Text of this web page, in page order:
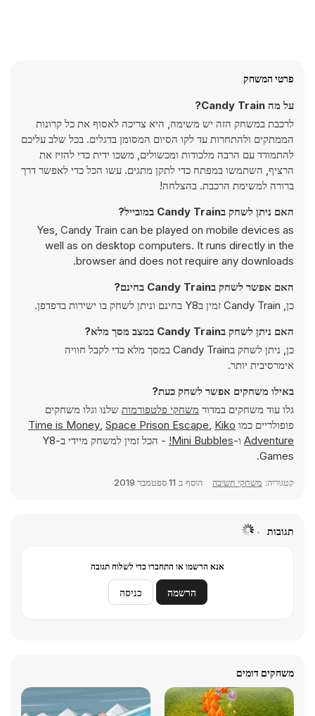
פרטי המשחק
על מה Candy Train?
לרכבת במשחק הזה יש משימה, היא צריכה לאסוף את כל קרונות
הממתקים ולהתחרות עד לקו הסיום המסומן בדגלים. בכל שלב עליכם
להתמודד עם הרבה מלכודות ומכשולים, משכו ידית כדי להזיז את
הרציף, השתמשו במפתח כדי לתקן מתגים. עשו הכל כדי לאפשר דרך
ברורה למשימת הרכבת. בהצלחה!
האם ניתן לשחק בCandy Train במובייל?
Yes, Candy Train can be played on mobile devices as
well as on desktop computers. It runs directly in the
browser and does not require any downloads.
האם אפשר לשחק בCandy Train בחינם?
כן, Candy Train זמין בY8 בחינם וניתן לשחק בו ישירות בדפדפן.
האם ניתן לשחק בCandy Train במצב מסך מלא?
כן, ניתן לשחק בCandy Train במסך מלא כדי לקבל חוויה
אימרסיבית יותר.
באילו משחקים אפשר לשחק כעת?
גלו עוד משחקים במדור משחקי פלטפורמות שלנו וגלו משחקים
פופולריים כמו
Time is Money, Space Prison Escape, Kiko
Adventure ו-Mini Bubbles!
- הכל זמין למשחק מיידי ב-Y8
Games.
קטגוריה: משחקי חשיבה הוסף ב 11 ספטמבר 2019
תגובות
אנא הרשמו או התחברו כדי לשלוח תגובה
הרשמה כניסה
משחקים דומים